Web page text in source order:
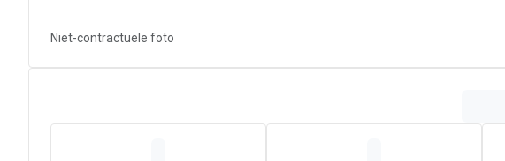
Niet-contractuele foto